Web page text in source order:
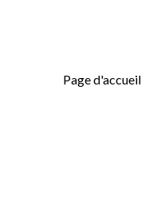
Page d'accueil